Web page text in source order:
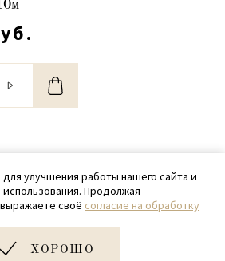
- 2026 SamPack
(918) 699-97-87
улучшения работы нашего сайта и
Продолжая
своё согласие на обработку
ХОРОШО